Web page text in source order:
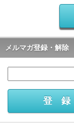
メルマガ登録・解除